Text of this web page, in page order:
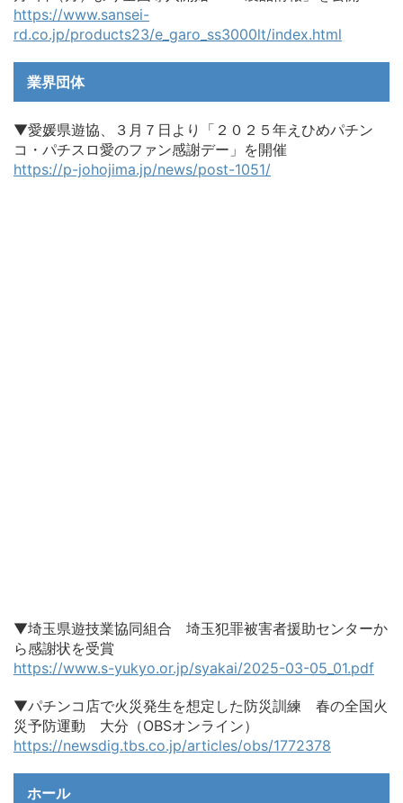
https://www.sansei-
rd.co.jp/products23/e_garo_ss3000lt/index.html
業界団体
▼愛媛県遊協、３月７日より「２０２５年えひめパチン
コ・パチスロ愛のファン感謝デー」を開催
https://p-johojima.jp/news/post-1051/
▼埼玉県遊技業協同組合 埼玉犯罪被害者援助センターか
ら感謝状を受賞
https://www.s-yukyo.or.jp/syakai/2025-03-05_01.pdf
▼パチンコ店で火災発生を想定した防災訓練 春の全国火
災予防運動 大分（OBSオンライン）
https://newsdig.tbs.co.jp/articles/obs/1772378
ホール